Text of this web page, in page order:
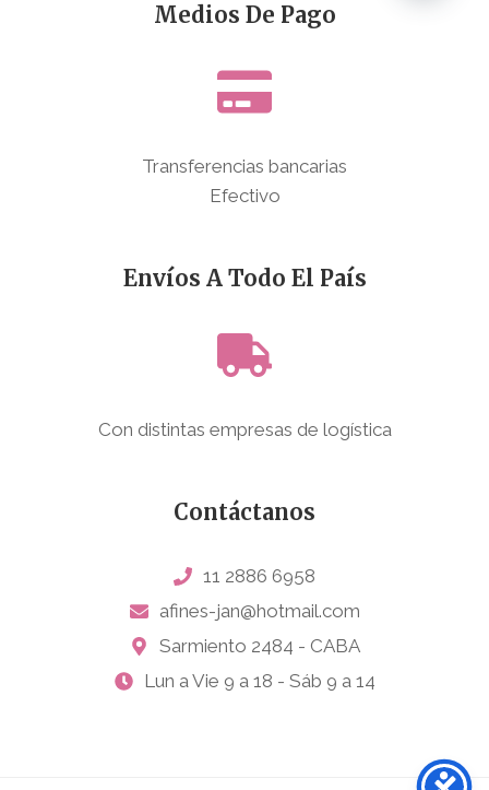
Medios De Pago
Transferencias bancarias
Efectivo
Envíos A Todo El País
Con distintas empresas de logística
Contáctanos
11 2886 6958
afines-jan@hotmail.com
Sarmiento 2484 - CABA
Lun a Vie 9 a 18 - Sáb 9 a 14